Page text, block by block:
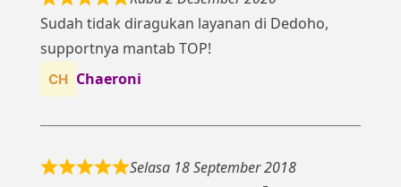
Sudah tidak diragukan layanan di Dedoho,
supportnya mantab TOP!
Chaeroni
Selasa 18 September 2018